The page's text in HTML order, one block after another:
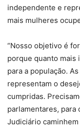
independente e
mais mulheres
“Nosso objetivo é
porque quanto mais
para a população.
representam o
cumpridas.
parlamentares, para
Judiciário